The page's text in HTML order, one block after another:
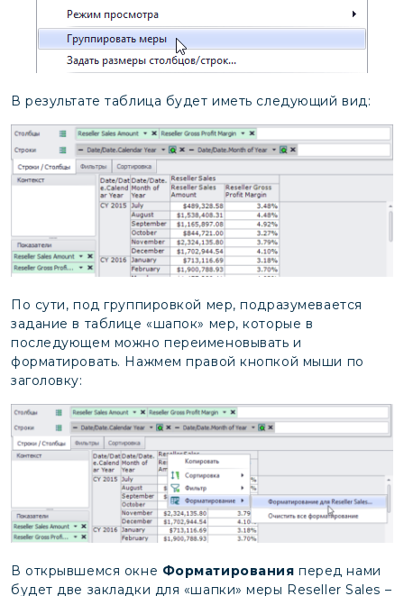
В результате таблица будет иметь следующий вид:
По сути, под группировкой мер, подразумевается
задание в таблице «шапок» мер, которые в
последующем можно переименовывать и
форматировать. Нажмем правой кнопкой мыши по
заголовку:
В открывшемся окне Форматирования перед нами
будет две закладки для «шапки» меры Reseller Sales –